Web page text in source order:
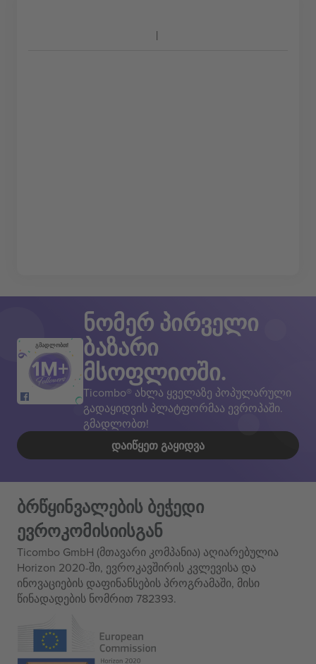
გმადლობთ!
ნომერ პირველი
ბაზარი
მსოფლიოში.
Ticombo® ახლა ყველაზე პოპულარული
გადაყიდვის პლატფორმაა ევროპაში.
გმადლობთ!
ᲓᲐᲘᲬᲧᲔᲗ ᲒᲐᲧᲘᲓᲕᲐ
ბრწყინვალების ბეჭედი
ევროკომისიისგან
Ticombo GmbH (მთავარი კომპანია) აღიარებულია
Horizon 2020-ში, ევროკავშირის კვლევისა და
ინოვაციების დაფინანსების პროგრამაში, მისი
წინადადების ნომრით 782393.